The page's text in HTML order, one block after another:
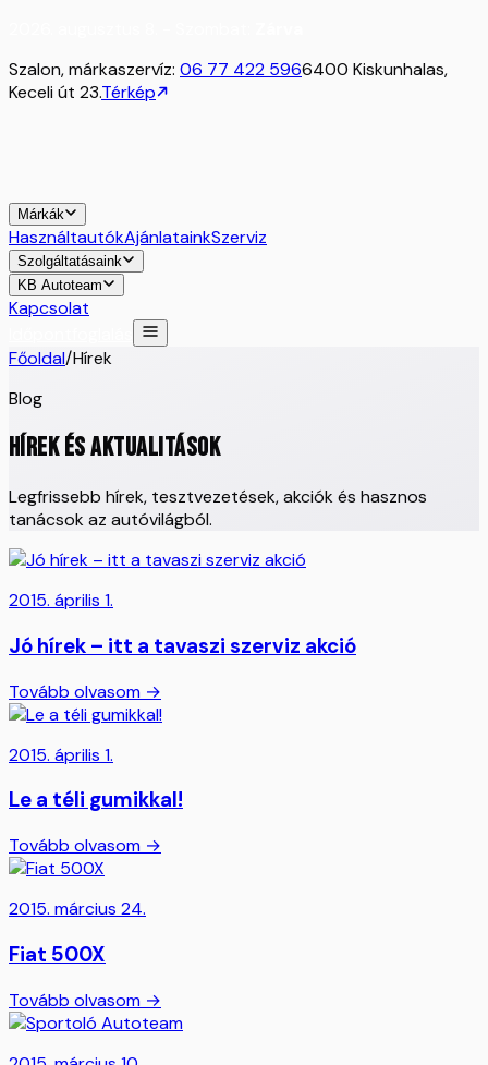
Szalon, márkaszervíz: 06 77 422 5966400 Kiskunhalas,
Keceli út 23.Térkép
Márkák
HasználtautókAjánlatainkSzerviz
Szolgáltatásaink
KB Autoteam
Kapcsolat
Főoldal/Hírek
Blog
HÍREK ÉS AKTUALITÁSOK
Legfrissebb hírek, tesztvezetések, akciók és hasznos
tanácsok az autóvilágból.
2015. április 1.
Jó hírek – itt a tavaszi szerviz akció
Tovább olvasom →
2015. április 1.
Le a téli gumikkal!
Tovább olvasom →
2015. március 24.
Fiat 500X
Tovább olvasom →